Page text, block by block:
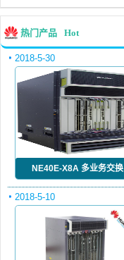
热门产品 Hot
2018-5-30
NE40E-X8A 多业务交换
2018-5-10